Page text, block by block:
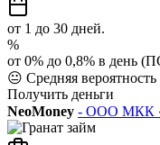
от 1 до 30 дней.
%
от 0% до 0,8% в день
😐 Средняя
Получить деньги
NeoMoney - ООО МКК